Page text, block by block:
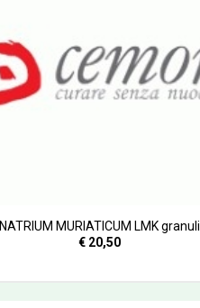
NATRIUM MURIATICUM LMK granuli
€ 20,50